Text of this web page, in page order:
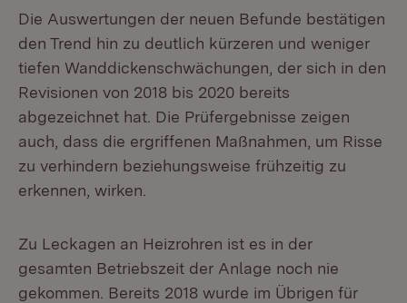
Die Auswertungen der neuen Befunde bestätigen
den Trend hin zu deutlich kürzeren und weniger
tiefen Wanddickenschwächungen, der sich in den
Revisionen von 2018 bis 2020 bereits
abgezeichnet hat. Die Prüfergebnisse zeigen
auch, dass die ergriffenen Maßnahmen, um Risse
zu verhindern beziehungsweise frühzeitig zu
erkennen, wirken.
Zu Leckagen an Heizrohren ist es in der
gesamten Betriebszeit der Anlage noch nie
gekommen. Bereits 2018 wurde im Übrigen für